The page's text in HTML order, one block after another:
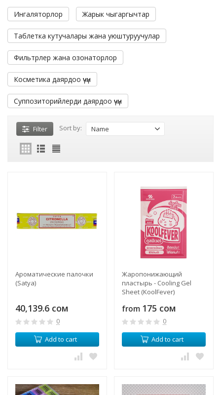
Ингаляторлор Жарык чыгаргычтар
Таблетка кутучалары жана уюштуруучулар
Фильтрлер жана озонаторлор
Косметика даярдоо үчүн
Суппозиторийлерди даярдоо үчүн
Filter Sort by: Name
Ароматические палочки
(Satya)
40,139.6 сом
0
Add to cart
Жаропонижающий
пластырь - Cooling Gel
Sheet (KoolFever)
from 175 сом
0
Add to cart